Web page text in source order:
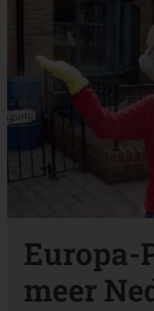
Europa-
meer